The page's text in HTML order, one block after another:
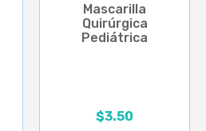
Mascarilla
Quirúrgica
Pediátrica
$3.50